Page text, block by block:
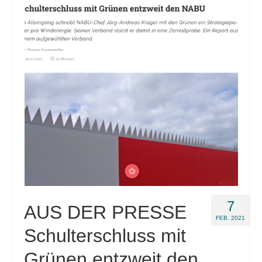
Links
Position
7
FEB. 2021
AUS DER PRESSE
Schulterschluss mit